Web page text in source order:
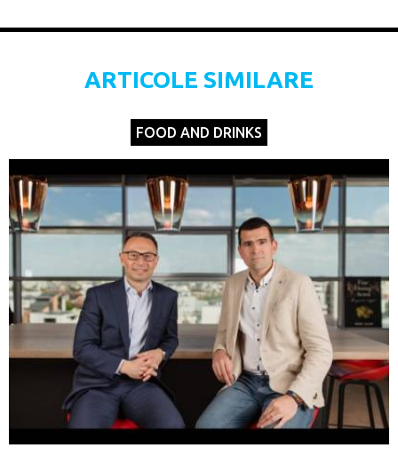
ARTICOLE SIMILARE
FOOD AND DRINKS